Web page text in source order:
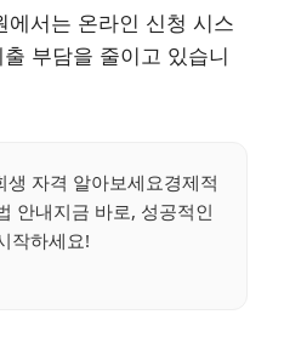
에서는 온라인 신청 시스
부담을 줄이고 있습니
생 자격 알아보세요경제적
안내지금 바로, 성공적인
작하세요!